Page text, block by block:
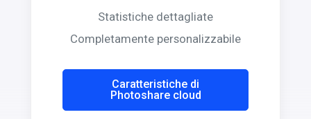
Statistiche dettagliate
Completamente personalizzabile
Caratteristiche di
Photoshare cloud